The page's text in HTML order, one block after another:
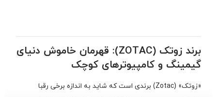
برند زوتک (ZOTAC): قهرمان خاموش دنیای
گیمینگ و کامپیوترهای کوچک
«زوتک» (Zotac) برندی است که شاید به اندازه برخی رقبا